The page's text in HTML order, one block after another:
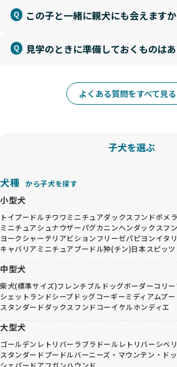
この子と一緒に親犬にも会えますか
見学のときに準備しておくものは
よくある質問をすべて見る
子犬を選ぶ
犬種 から子犬を探す
小型犬
トイプードルチワワミニチュアダックスフンドポメ
ミニチュアシュナウザーパグカニンヘンダックスフ
ヨークシャーテリアビションフリーゼパピヨンイタ
キャバリア ミニチュアプードル狆(チン)日本スピッツ
中型犬
柴犬(標準サイズ)フレンチブルドッグボーダーコリー
シェットランドシープドッグコーギーミディアムプ
スタンダードダックスフンドコーイケルホンディエ
大型犬
ゴールデンレトリバー ラブラドールレトリバーシベ
スタンダードプードルバーニーズ・マウンテン・ド
シェパードアフガンハウンド